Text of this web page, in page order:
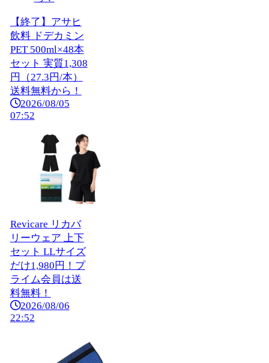
【終了】アサヒ
飲料 ドデカミン
PET 500ml×48本
セット 実質1,308
円（27.3円/本）
送料無料から！
2026/08/05
07:52
Revicare リカバ
リーウェア 上下
セット LLサイズ
だけ1,980円！プ
ライム会員は送
料無料！
2026/08/06
22:52